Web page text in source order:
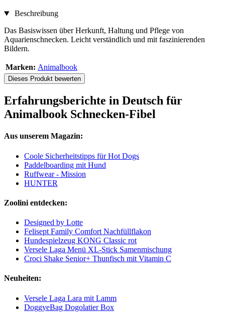
Beschreibung
Das Basiswissen über Herkunft, Haltung und Pflege von
Aquarienschnecken. Leicht verständlich und mit faszinierenden
Bildern.
Marken: Animalbook
Dieses Produkt bewerten
Erfahrungsberichte in Deutsch für
Animalbook Schnecken-Fibel
Aus unserem Magazin:
Coole Sicherheitstipps für Hot Dogs
Paddelboarding mit Hund
Ruffwear - Mission
HUNTER
Zoolini entdecken:
Designed by Lotte
Felisept Family Comfort Nachfüllflakon
Hundespielzeug KONG Classic rot
Versele Laga Menü XL-Stick Samenmischung
Croci Shake Senior+ Thunfisch mit Vitamin C
Neuheiten:
Versele Laga Lara mit Lamm
DoggyeBag Dogolatier Box